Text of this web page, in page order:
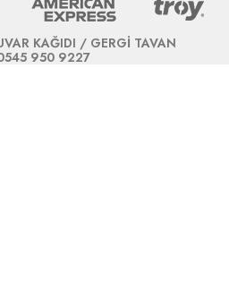
KAĞIDI / GERGİ TAVAN
950 9227